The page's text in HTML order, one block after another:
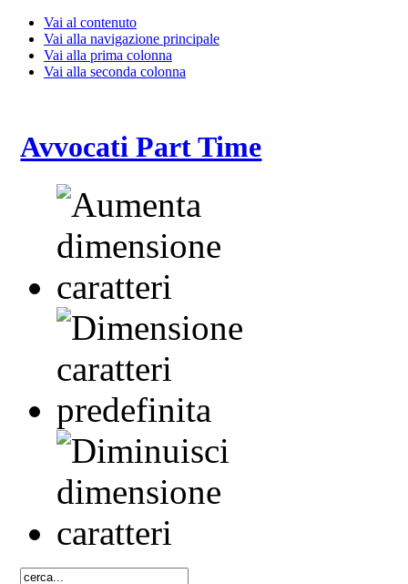
Vai al contenuto
Vai alla navigazione principale
Vai alla prima colonna
Vai alla seconda colonna
Avvocati Part Time